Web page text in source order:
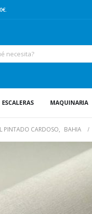
ESCALERAS MAQUINARIA
PINTADO CARDOSO, BAHIA